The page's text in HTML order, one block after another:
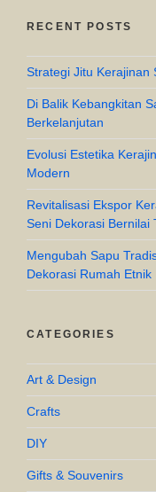
RECENT POSTS
Strategi Jitu Kerajinan
Di Balik Kebangkitan
Berkelanjutan
Evolusi Estetika
Modern
Revitalisasi Ekspor
Seni Dekorasi Bernilai
Mengubah Sapu
Dekorasi Rumah Etnik
CATEGORIES
Art & Design
Crafts
DIY
Gifts & Souvenirs